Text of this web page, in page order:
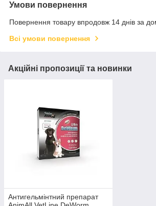
Умови повернення
Повернення товару впродовж 14 днів за
Всі умови повернення
Акційні пропозиції та новинки
Антигельмінтний препарат